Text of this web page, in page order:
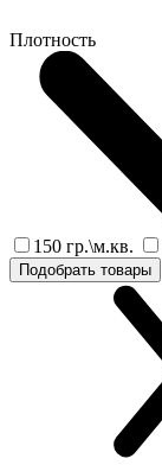
Плотность
150 гр.\м.кв.
Подобрать товары